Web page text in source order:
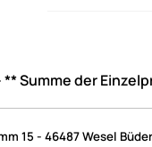
Summe der
15 - 46487 Wesel